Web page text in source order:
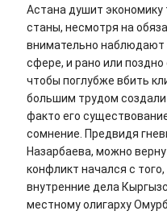
Астана душит
станы, несмотря на
внимательно наблюдают
сфере, и рано или
чтобы поглубже вбить
большим трудом
факто его
сомнение. Предвидя
Назарбаева, можно
конфликт начался с
внутренние дела
местному олигарху